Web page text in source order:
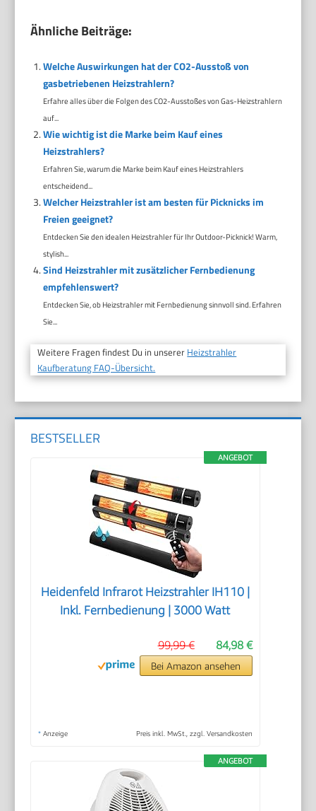
Ähnliche Beiträge:
Welche Auswirkungen hat der CO2-Ausstoß von
gasbetriebenen Heizstrahlern?
Erfahre alles über die Folgen des CO2-Ausstoßes von Gas-Heizstrahlern
auf...
Wie wichtig ist die Marke beim Kauf eines
Heizstrahlers?
Erfahren Sie, warum die Marke beim Kauf eines Heizstrahlers
entscheidend...
Welcher Heizstrahler ist am besten für Picknicks im
Freien geeignet?
Entdecken Sie den idealen Heizstrahler für Ihr Outdoor-Picknick! Warm,
stylish...
Sind Heizstrahler mit zusätzlicher Fernbedienung
empfehlenswert?
Entdecken Sie, ob Heizstrahler mit Fernbedienung sinnvoll sind. Erfahren
Sie...
Weitere Fragen findest Du in unserer Heizstrahler
Kaufberatung FAQ-Übersicht.
BESTSELLER
ANGEBOT
Heidenfeld Infrarot Heizstrahler IH110 |
Inkl. Fernbedienung | 3000 Watt
84,98 €
99,99 €
Bei Amazon ansehen
* Anzeige Preis inkl. MwSt., zzgl. Versandkosten
ANGEBOT